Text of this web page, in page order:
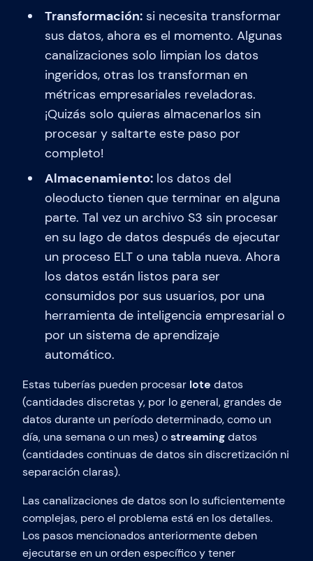
Transformación:si necesita transformar
sus datos, ahora es el momento. Algunas
canalizaciones solo limpian los datos
ingeridos, otras los transforman en
métricas empresariales reveladoras.
¡Quizás solo quieras almacenarlos sin
procesar y saltarte este paso por
completo!
Almacenamiento:los datos del
oleoducto tienen que terminar en alguna
parte. Tal vez un archivo S3 sin procesar
en su lago de datos después de ejecutar
un proceso ELT o una tabla nueva. Ahora
los datos están listos para ser
consumidos por sus usuarios, por una
herramienta de inteligencia empresarial o
por un sistema de aprendizaje
automático.
Estas tuberías pueden procesar lote datos
(cantidades discretas y, por lo general, grandes de
datos durante un período determinado, como un
día, una semana o un mes) ostreamingdatos
(cantidades continuas de datos sin discretización ni
separación claras).
Las canalizaciones de datos son lo suficientemente
complejas, pero el problema está en los detalles.
Los pasos mencionados anteriormente deben
ejecutarse en un orden específico y tener